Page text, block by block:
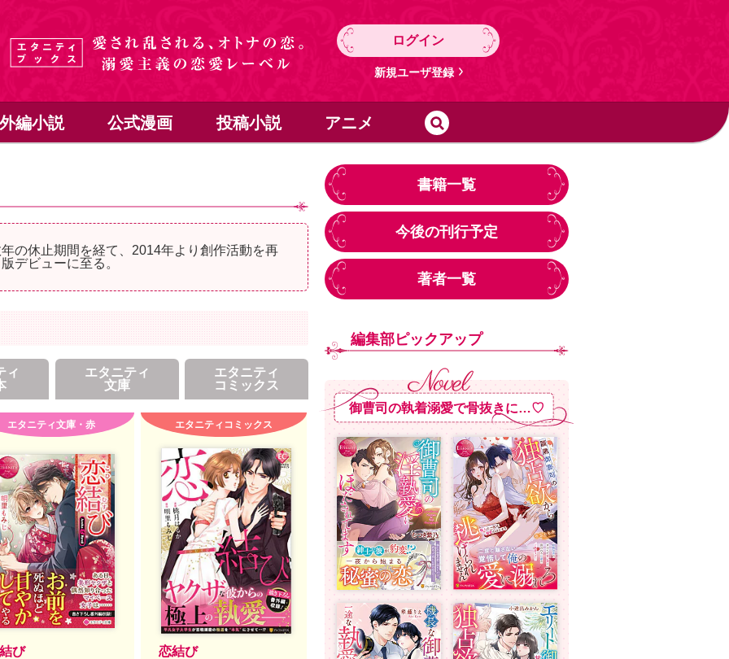
ログイン
新規ユーザ登録
編小説 公式漫画 投稿小説 アニメ
の休止期間を経て、2014年より創作活動を再
デビューに至る。
ィ
エタニティ
文庫
エタニティ
コミックス
エタニティ文庫・赤
び
エタニティコミックス
恋結び
書籍一覧
今後の刊行予定
著者一覧
編集部ピックアップ
御曹司の執着溺愛で骨抜きに…♡